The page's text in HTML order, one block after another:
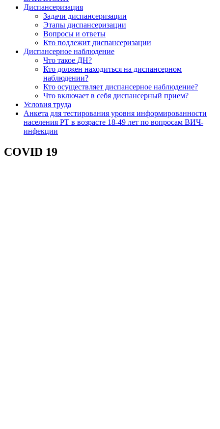
Диспансеризация
Задачи диспансеризации
Этапы диспансеризации
Вопросы и ответы
Кто подлежит диспансеризации
Диспансерное наблюдение
Что такое ДН?
Кто должен находиться на диспансерном
наблюдении?
Кто осуществляет диспансерное наблюдение?
Что включает в себя диспансерный прием?
Условия труда
Анкета для тестирования уровня информированности
населения РТ в возрасте 18-49 лет по вопросам ВИЧ-
инфекции
COVID 19